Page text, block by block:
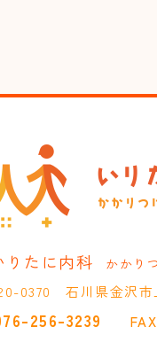
りたに内科 かかり
0370 石川県金沢市
256-3239 FAX